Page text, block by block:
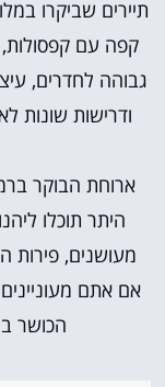
תיירים שביקרו
קפה עם קפסולות,
גבוהה לחדרים,
ודרישות שונות
ארוחת הבוקר
היתר תוכלו
מעושנים, פירות
אם אתם
הכושר במלון